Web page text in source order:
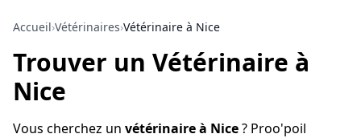
Accueil›Vétérinaires›Vétérinaire à Nice
Trouver un Vétérinaire à
Nice
Vous cherchez un vétérinaire à Nice? Proo'poil